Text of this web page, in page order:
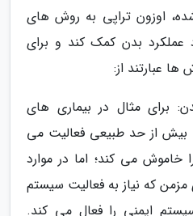
اوزون تراپی به روش های
عملکرد بدن کمک کند و برای
عبارتند از:
برای مثال در بیماری های
بیش از حد طبیعی فعالیت می
خاموش می کند؛ اما در موارد
که نیاز به فعالیت سیستم
ایمنی را فعال می کند.